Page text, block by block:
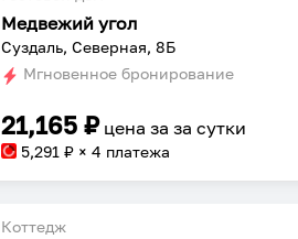
Медвежий угол
Суздаль, Северная, 8Б
Мгновенное бронирование
21,165 ₽ цена заза сутки
5,291 ₽ × 4 платежа
Коттедж